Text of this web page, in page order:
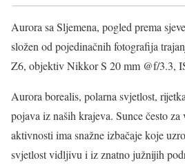
Aurora sa Sljemena, pogled prema
složen od pojedinačnih fotografija
Z6, objektiv Nikkor S 20 mm @f/3.3,
Aurora borealis, polarna svjetlost,
pojava iz naših krajeva. Sunce često za
aktivnosti ima snažne izbačaje koje
svjetlost vidljivu i iz znatno južnijih